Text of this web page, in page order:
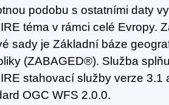
podobu s ostatními daty
téma v rámci celé Evropy.
sady je Základní báze
(ZABAGED®). Služba
stahovací služby verze 3.1
OGC WFS 2.0.0.